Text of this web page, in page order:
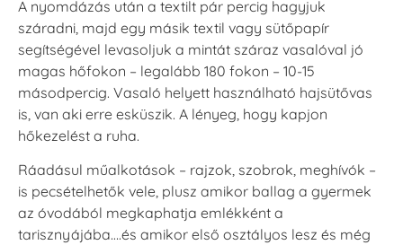
A nyomdázás után a textilt pár percig hagyjuk
száradni, majd egy másik textil vagy sütőpapír
segítségével levasoljuk a mintát száraz vasalóval jó
magas hőfokon – legalább 180 fokon – 10-15
másodpercig. Vasaló helyett használható hajsütővas
is, van aki erre esküszik. A lényeg, hogy kapjon
hőkezelést a ruha.
Ráadásul műalkotások – rajzok, szobrok, meghívók –
is pecsételhetők vele, plusz amikor ballag a gyermek
az óvodából megkaphatja emlékként a
tarisznyájába….és amikor első osztályos lesz és még